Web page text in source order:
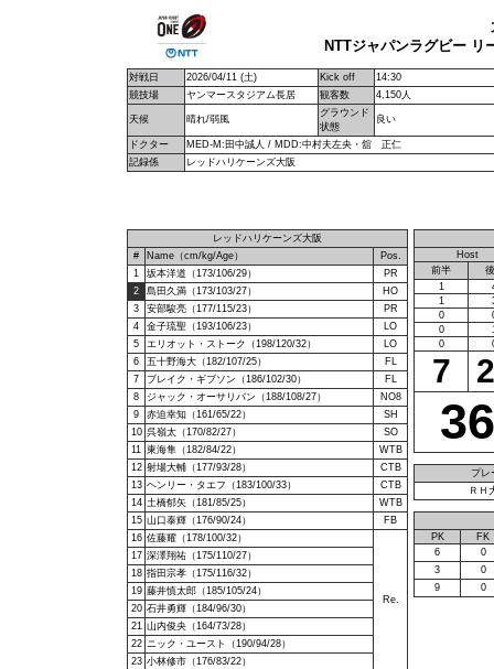
NTTジャパンラグビー
対戦日 2026/04/11 (土) Kick off
14:30
競技場
ヤンマースタジアム長居 観客数 4,150人
天候 晴れ/弱風
グラウンド
状態
良い
ドクター
MED-M:田中誠人 / MDD:中村夫左央・舘 正仁
記録係
レッドハリケーンズ大阪
レッドハリケーンズ大阪
#
Name（cm/kg/Age）
Pos.
1
坂本洋道（173/106/29）
PR
2
島田久満（173/103/27）
HO
3
安部駿亮（177/115/23）
PR
4
金子琉聖（193/106/23）
LO
5
エリオット・ストーク（198/120/32）
LO
6
五十野海大（182/107/25）
FL
7
ブレイク・ギブソン（186/102/30）
FL
8
ジャック・オーサリバン（188/108/27）
NO8
9
赤迫幸知（161/65/22）
SH
10 呉嶺太（170/82/27）
SO
11 東海隼（182/84/22）
WTB
12 射場大輔（177/93/28）
CTB
13 ヘンリー・タエフ（183/100/33）
CTB
14 土橋郁矢（181/85/25）
WTB
15 山口泰輝（176/90/24）
FB
16 佐藤耀（178/100/32）
Re.
17 深澤翔祐（175/110/27）
18 指田宗孝（175/116/32）
19 藤井慎太郎（185/105/24）
20 石井勇輝（184/96/30）
21 山内俊央（164/73/28）
22 ニック・ユースト（190/94/28）
23 小林修市（176/83/22）
Host
前半
1
1
0
0
0
7
36
プレ
ＲＨ
PK
FK
6
0
3
0
9
0